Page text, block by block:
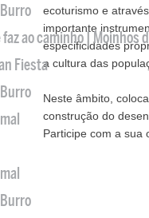
ecoturismo e
importante
especificidades
a cultura das
Neste âmbito,
construção do
Participe com a sua
ao caminho | Moinhos
Fiesta